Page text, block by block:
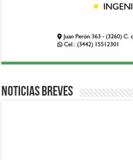
Noticias breves